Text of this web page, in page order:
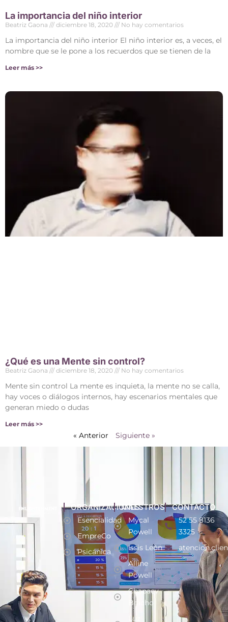
La importancia del niño interior
Beatriz Gaona diciembre 18, 2020 No hay comentarios
La importancia del niño interior El niño interior es, a veces, el
nombre que se le pone a los recuerdos que se tienen de la
Leer más >>
¿Qué es una Mente sin control?
Beatriz Gaona diciembre 18, 2020 No hay comentarios
Mente sin control La mente es inquieta, la mente no se calla,
hay voces o diálogos internos, hay escenarios mentales que
generan miedo o dudas
Leer más >>
« Anterior Siguiente »
ORGANIZACIONES
Esencialidad
EmpreCo
Psicánica
MAESTROS
Mycal
Powell
Issis León
Alline
Powell
Chapaev
Bracho
Luz
CONTACTO
52 55 8136
3325